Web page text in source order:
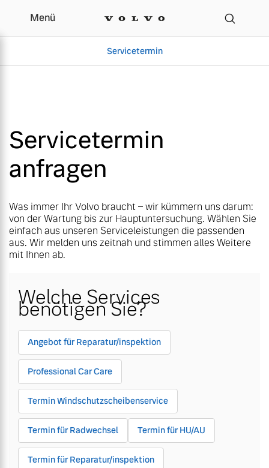
Ihr Volvo
Menü
Servicetermin
Aktuelle Zubehörangebote
Gebrauchtwagen
Aktuelle Zubehörangebote
Zubehörkatalog
Aktuelle Serviceangebote
Service by Volvo
Über uns
Karriere
Unsere News & Events
Menü
Servicetermin
Aktuelle Zubehörangebote
Gebrauchtwagen
Aktuelle Zubehörangebote
Zubehörkatalog
Aktuelle Serviceangebote
Service by Volvo
Über uns
Karriere
Unsere News & Events
Servicetermin
anfragen
Was immer Ihr Volvo braucht – wir kümmern uns darum:
von der Wartung bis zur Hauptuntersuchung. Wählen Sie
einfach aus unseren Serviceleistungen die passenden
aus. Wir melden uns zeitnah und stimmen alles Weitere
mit Ihnen ab.
Welche Services
benötigen Sie?
Angebot für Reparatur/inspektion
Professional Car Care
Termin Windschutzscheibenservice
Termin für Radwechsel Termin für HU/AU
Termin für Reparatur/inspektion